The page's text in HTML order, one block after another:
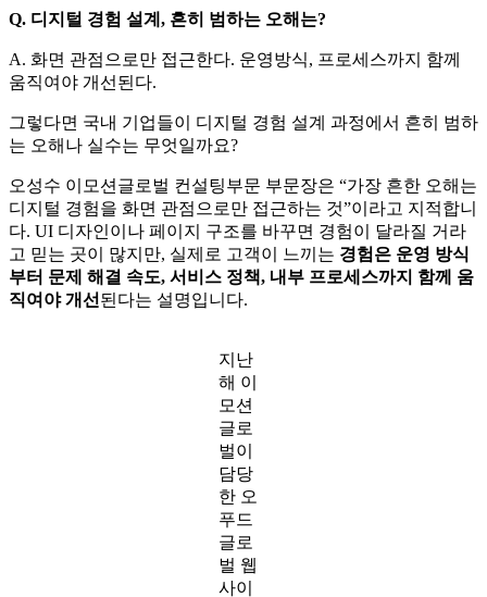
“화면 바꾼다고 경험 달라지지 않아”
Q. 디지털 경험 설계, 흔히 범하는 오해는?
움직여야 개선된다.
그렇다면 국내 기업들이 디지털 경험 설계 과정에서 흔히 범하
는 오해나 실수는 무엇일까요?
오성수 이모션글로벌 컨설팅부문 부문장은 “가장 흔한 오해는
고 믿는 곳이 많지만, 실제로 고객이 느끼는
부터 문제 해결 속도, 서비스 정책, 내부 프로세스까지 함께 움
된다는 설명입니다.
지난
해 이
모션
글로
벌이
담당